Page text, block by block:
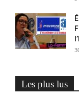
Les plus lus